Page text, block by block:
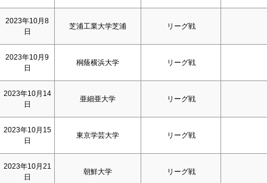
2023年10月8
日
芝浦工業大学芝浦 リーグ戦
2023年10月9
日
桐蔭横浜大学 リーグ戦
2023年10月14
日
亜細亜大学 リーグ戦
2023年10月15
日
東京学芸大学 リーグ戦
2023年10月21
日
朝鮮大学 リーグ戦